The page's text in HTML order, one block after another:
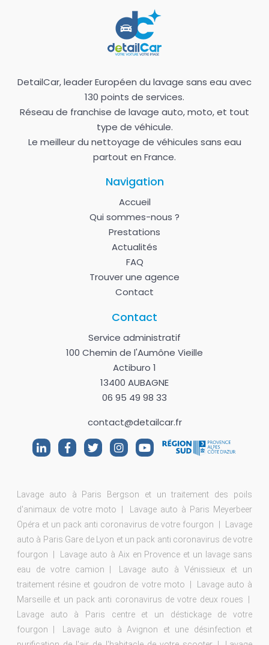
DetailCar, leader Européen du lavage sans eau avec
130 points de services.
Réseau de franchise de lavage auto, moto, et tout
type de véhicule.
Le meilleur du nettoyage de véhicules sans eau
partout en France.
Navigation
Accueil
Qui sommes-nous ?
Prestations
Actualités
FAQ
Trouver une agence
Contact
Contact
Service administratif
100 Chemin de l'Aumône Vieille
Actiburo 1
13400 AUBAGNE
06 95 49 98 33
contact@detailcar.fr
Lavage auto à Paris Bergson et un traitement des poils
d'animaux de votre moto
Lavage auto à Paris Meyerbeer
Opéra et un pack anti coronavirus de votre fourgon
Lavage
auto à Paris Gare de Lyon et un pack anti coronavirus de votre
fourgon
Lavage auto à Aix en Provence et un lavage sans
eau de votre camion
Lavage auto à Vénissieux et un
traitement résine et goudron de votre moto
Lavage auto à
Marseille et un pack anti coronavirus de votre deux roues
Lavage auto à Paris centre et un déstickage de votre
fourgon
Lavage auto à Avignon et une désinfection et